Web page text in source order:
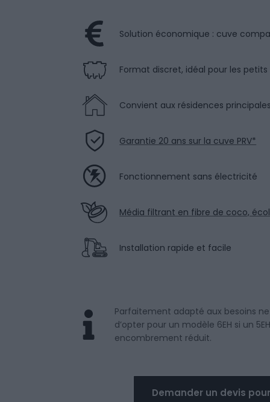
Solution économique : cuve
Format discret, idéal pour les
Convient aux résidences
Garantie 20 ans sur la cuve PRV*
Fonctionnement sans électricité
Média filtrant en fibre de coco,
Installation rapide et facile
Parfaitement adapté aux besoins
d’opter pour un modèle 6EH si un
encombrement réduit.
Demander un devis